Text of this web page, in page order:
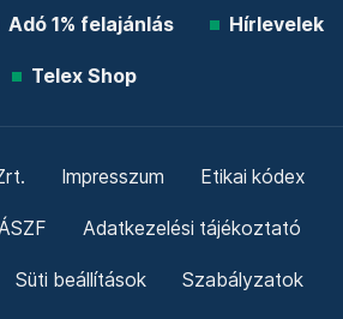
Adó 1% felajánlás Hírlevelek
Telex Shop
Impresszum Etikai kódex
Adatkezelési tájékoztató
Süti beállítások Szabályzatok